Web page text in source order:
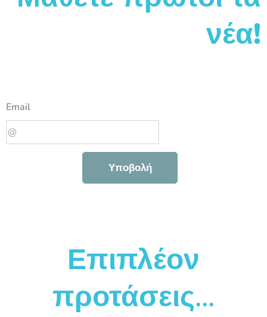
νέα!
Email
Υποβολή
Επιπλέον
προτάσεις...